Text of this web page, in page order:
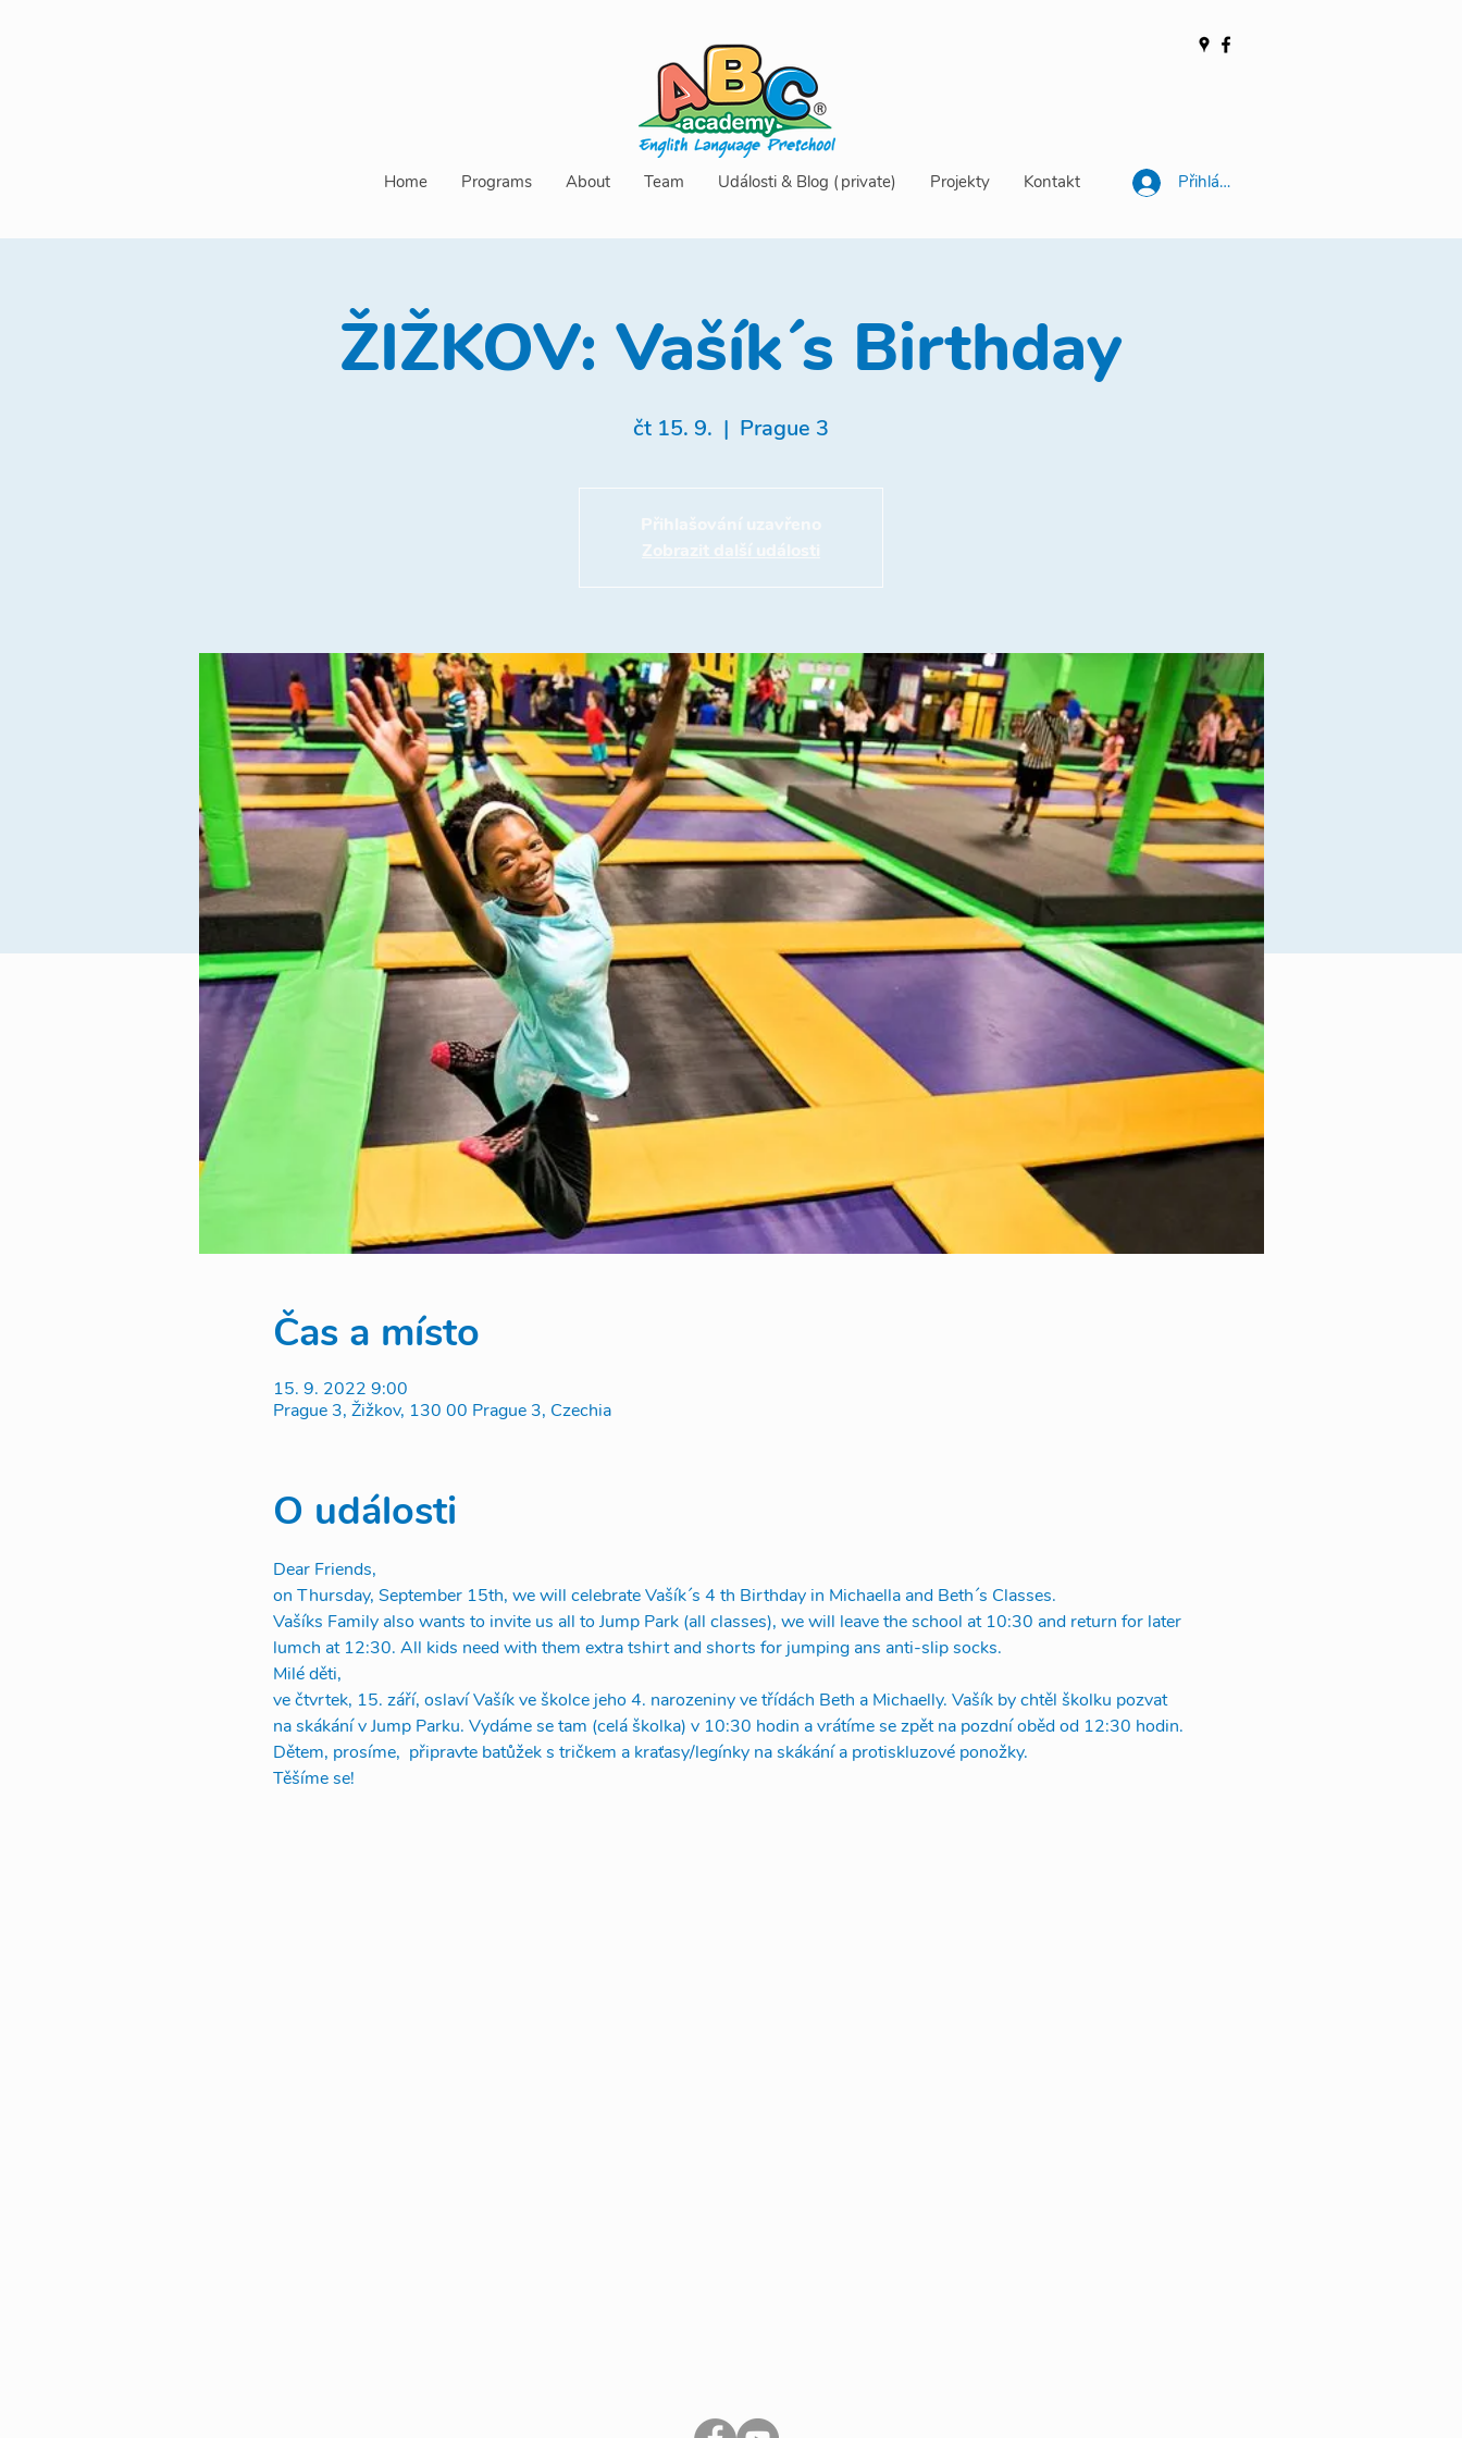
Home Programs About Team Události & Blog (private) Projekty Kontakt Přihlásit se
ŽIŽKOV: Vašík´s Birthday
čt 15. 9.
  |
Prague 3
Přihlašování uzavřeno
Zobrazit další události
Čas a místo
15. 9. 2022 9:00
Prague 3, Žižkov, 130 00 Prague 3, Czechia
O události
Dear Friends,
on Thursday, September 15th, we will celebrate Vašík´s 4 th Birthday in Michaella and Beth´s Classes.
Vašíks Family also wants to invite us all to Jump Park (all classes), we will leave the school at 10:30 and return for later
lumch at 12:30. All kids need with them extra tshirt and shorts for jumping ans anti-slip socks.
Milé děti,
ve čtvrtek, 15. září, oslaví Vašík ve školce jeho 4. narozeniny ve třídách Beth a Michaelly. Vašík by chtěl školku pozvat
na skákání v Jump Parku. Vydáme se tam (celá školka) v 10:30 hodin a vrátíme se zpět na pozdní oběd od 12:30 hodin.
Dětem, prosíme,  připravte batůžek s tričkem a kraťasy/legínky na skákání a protiskluzové ponožky.
Těšíme se!